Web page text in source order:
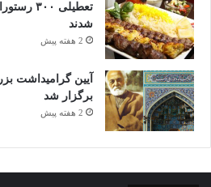
شدند
2 هفته پیش
آیین گرامیداشت
برگزار شد
2 هفته پیش